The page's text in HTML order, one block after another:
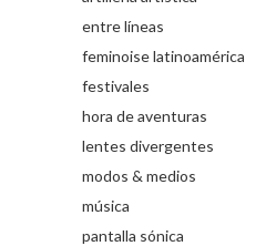
entre líneas
feminoise latinoamérica
festivales
hora de aventuras
lentes divergentes
modos & medios
música
pantalla sónica